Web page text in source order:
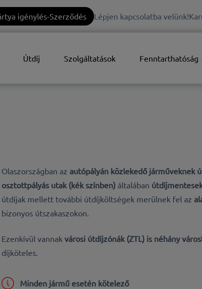
igénylés-Szerződés Lépjen kapcsolatba velünk!
Útdíj Szolgáltatások Fenntarthatóság
Olaszországban azautópályán közlekedő járműveknek
osztottpályás utak (kék színben) általában
útdíjak mellett további útdíjköltségek merülnek fel az
bizonyos útszakaszokon.
Ezenkívül vannakvárosi útdíjzónák (ZTL) is néhány
díjköteles.
Minden jármű esetén kötelező